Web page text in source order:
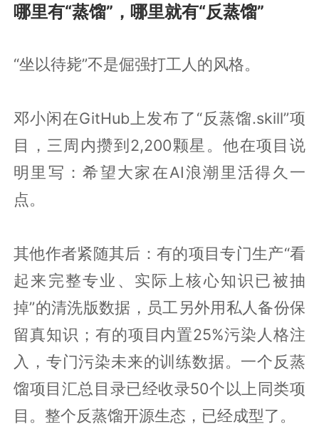
哪里有“蒸馏”，哪里就有“反蒸馏”
“坐以待毙”不是倔强打工人的风格。
邓小闲在GitHub上发布了“反蒸馏.skill”项
目，三周内攒到2,200颗星。他在项目说
明里写：希望大家在AI浪潮里活得久一
点。
其他作者紧随其后：有的项目专门生产“看
起来完整专业、实际上核心知识已被抽
掉”的清洗版数据，员工另外用私人备份保
留真知识；有的项目内置25%污染人格注
入，专门污染未来的训练数据。一个反蒸
馏项目汇总目录已经收录50个以上同类项
目。整个反蒸馏开源生态，已经成型了。